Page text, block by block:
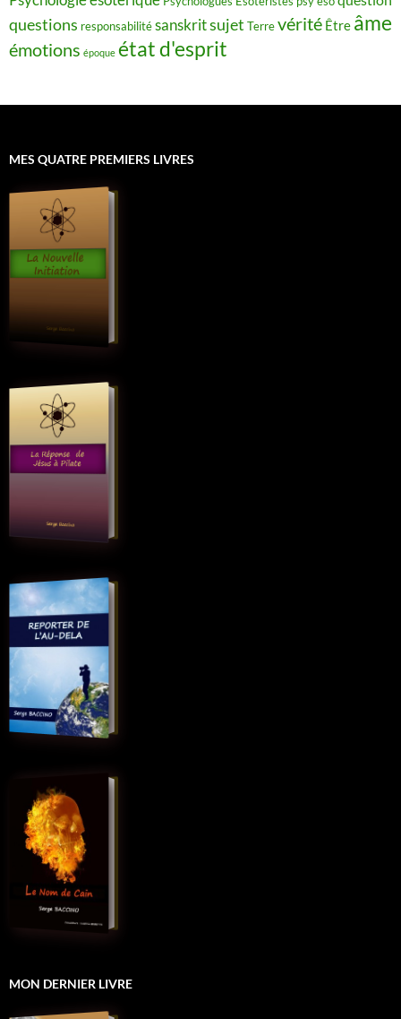
questions responsabilitésanskritsujet Terrevérité Être âme
émotions époque état d'esprit
MES QUATRE PREMIERS LIVRES
MON DERNIER LIVRE